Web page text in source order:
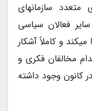
سازمان­های
فعالان سیاسی
و کاملاً آشکار
مخالفان فکری و
کانون وجود داشته